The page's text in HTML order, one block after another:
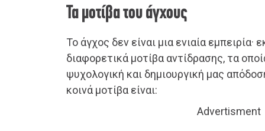
Τα μοτίβα του άγχους
Το άγχος δεν είναι μια ενιαία
διαφορετικά μοτίβα αντίδρασης, τα
ψυχολογική και δημιουργική μας
κοινά μοτίβα είναι:
Advertisment